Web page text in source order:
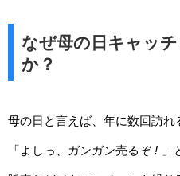
なぜ母の日キャッ
か？
母の日と言えば、年に数回訪れ
「よしっ、ガンガン売るぞ ! 」